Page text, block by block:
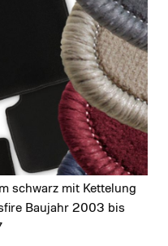
schwarz mit Kettelung
Baujahr 2003 bis